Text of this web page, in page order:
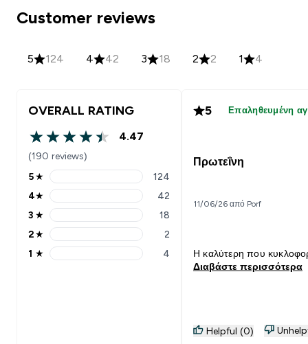
Customer reviews
5 124 4 42 3 18 2 2 1 4
OVERALL RATING
4.47 out of 5 stars
4.47
(190 reviews)
5 stars rating 124 reviews
5★ 124
4 stars rating 42 reviews
4★ 42
3 stars rating 18 reviews
3 ★ 18
2 stars rating 2 reviews
2★ 2
1 stars rating 4 reviews
1 ★ 4
5 Επαληθευμένη
Πρωτεΐνη
11/06/26 από Porf
Η καλύτερη που
Διαβάστε περισσότερα
Helpful (0)